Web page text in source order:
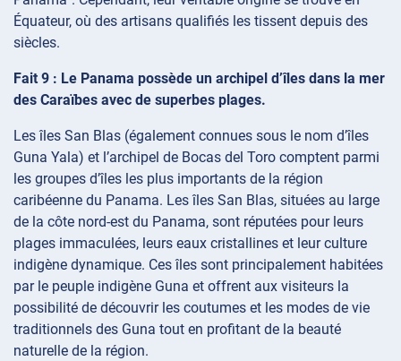
Équateur, où des artisans qualifiés les tissent depuis des
siècles.
Fait 9 : Le Panama possède un archipel d’îles dans la mer
des Caraïbes avec de superbes plages.
Les îles San Blas (également connues sous le nom d’îles
Guna Yala) et l’archipel de Bocas del Toro comptent parmi
les groupes d’îles les plus importants de la région
caribéenne du Panama. Les îles San Blas, situées au large
de la côte nord-est du Panama, sont réputées pour leurs
plages immaculées, leurs eaux cristallines et leur culture
indigène dynamique. Ces îles sont principalement habitées
par le peuple indigène Guna et offrent aux visiteurs la
possibilité de découvrir les coutumes et les modes de vie
traditionnels des Guna tout en profitant de la beauté
naturelle de la région.